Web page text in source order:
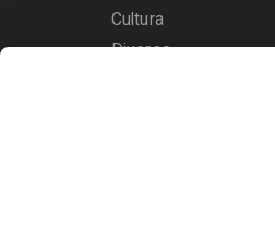
Cultura
Diverse
Calendarul